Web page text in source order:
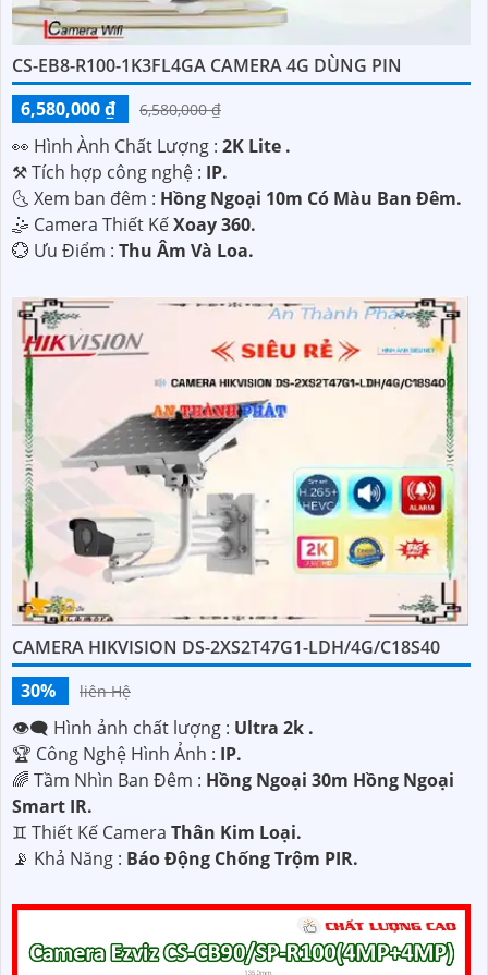
CS-EB8-R100-1K3FL4GA CAMERA 4G DÙNG PIN
6,580,000 ₫
6,580,000 ₫
️👀 Hình Ành Chất Lượng : 2K Lite .
⚒ Tích hợp công nghệ : IP.
🌜 Xem ban đêm : Hồng Ngoại 10m Có Màu Ban Đêm.
🤹 Camera Thiết KếXoay 360.
️💮 Ưu Điểm : Thu Âm Và Loa.
CAMERA HIKVISION DS-2XS2T47G1-LDH/4G/C18S40
30%
liên Hệ
👁️‍🗨 Hình ảnh chất lượng : Ultra 2k .
🏆 Công Nghệ Hình Ảnh : IP.
🌈 Tầm Nhìn Ban Đêm : Hồng Ngoại 30m Hồng Ngoại
Smart IR.
♊ Thiết Kế Camera Thân Kim Loại.
️📡 Khả Năng : Báo Động Chống Trộm PIR.